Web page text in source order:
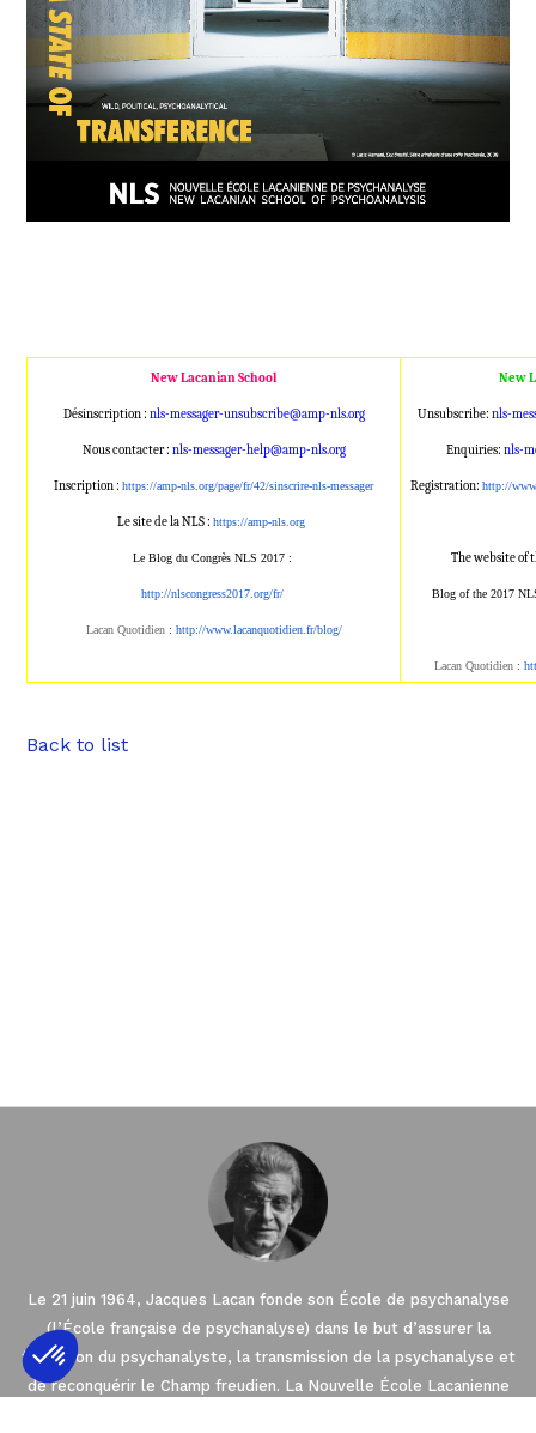
New Lacanian School
Désinscription : nls-messager-unsubscribe@amp-nls.org
Nous contacter : nls-messager-help@amp-nls.org
Inscription :https://amp-nls.org/page/fr/42/sinscrire-nls-messager
Le site de la NLS :https://amp-nls.org
Le Blog du Congrès NLS 2017 :
http://nlscongress2017.org/fr/
Lacan Quotidien: http://www.lacanquotidien.fr/blog/
New
Unsubscribe: nls-
Enquiries:nls-
Registration:http://
The website of
Blog of the 2017
Lacan Quotidien:
Back to list
Le 21 juin 1964, Jacques Lacan fonde son École de psychanalyse
(l’École française de psychanalyse) dans le but d’assurer la
formation du psychanalyste, la transmission de la psychanalyse et
de reconquérir le Champ freudien. La Nouvelle École Lacanienne